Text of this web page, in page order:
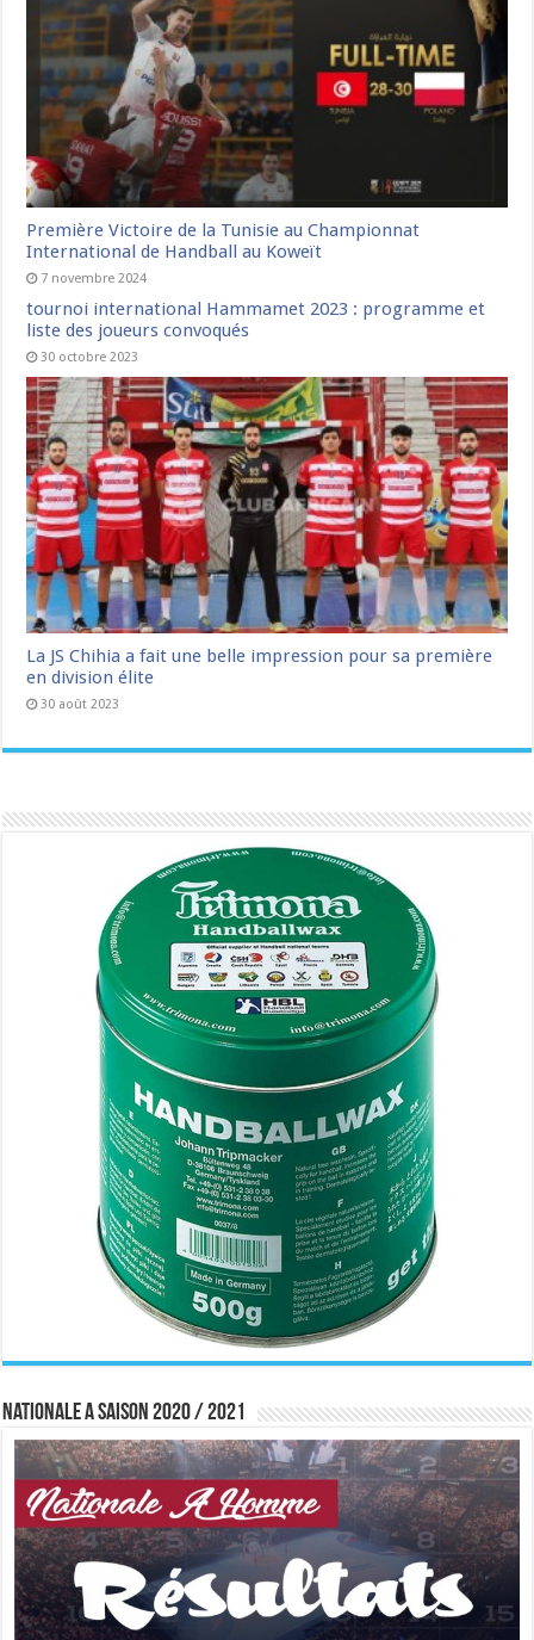
Première Victoire de la Tunisie au Championnat
International de Handball au Koweït
7 novembre 2024
tournoi international Hammamet 2023 : programme et
liste des joueurs convoqués
30 octobre 2023
La JS Chihia a fait une belle impression pour sa première
en division élite
30 août 2023
Nationale A saison 2020 / 2021